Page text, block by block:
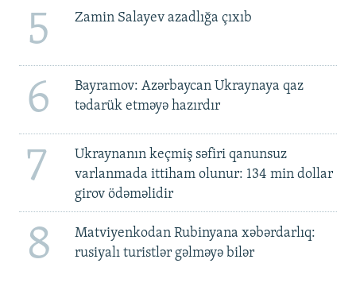
5 Zamin Salayev azadlığa çıxıb
6
Bayramov: Azərbaycan Ukraynaya qaz
tədarük etməyə hazırdır
7
Ukraynanın keçmiş səfiri qanunsuz
varlanmada ittiham olunur: 134 min dollar
girov ödəməlidir
8
Matviyenkodan Rubinyana xəbərdarlıq:
rusiyalı turistlər gəlməyə bilər